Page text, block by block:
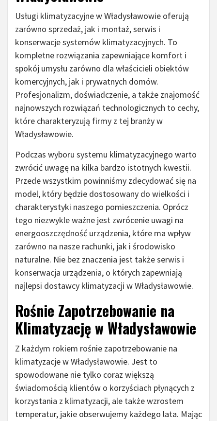
Usługi klimatyzacyjne w Władysławowie oferują
zarówno sprzedaż, jak i montaż, serwis i
konserwacje systemów klimatyzacyjnych. To
kompletne rozwiązania zapewniające komfort i
spokój umysłu zarówno dla właścicieli obiektów
komercyjnych, jak i prywatnych domów.
Profesjonalizm, doświadczenie, a także znajomość
najnowszych rozwiązań technologicznych to cechy,
które charakteryzują firmy z tej branży w
Władysławowie.
Podczas wyboru systemu klimatyzacyjnego warto
zwrócić uwagę na kilka bardzo istotnych kwestii.
Przede wszystkim powinniśmy zdecydować się na
model, który będzie dostosowany do wielkości i
charakterystyki naszego pomieszczenia. Oprócz
tego niezwykle ważne jest zwrócenie uwagi na
energooszczędność urządzenia, które ma wpływ
zarówno na nasze rachunki, jak i środowisko
naturalne. Nie bez znaczenia jest także serwis i
konserwacja urządzenia, o których zapewniają
najlepsi dostawcy klimatyzacji w Władysławowie.
Rośnie Zapotrzebowanie na
Klimatyzację w Władysławowie
Z każdym rokiem rośnie zapotrzebowanie na
klimatyzacje w Władysławowie. Jest to
spowodowane nie tylko coraz większą
świadomością klientów o korzyściach płynących z
korzystania z klimatyzacji, ale także wzrostem
temperatur, jakie obserwujemy każdego lata. Mając